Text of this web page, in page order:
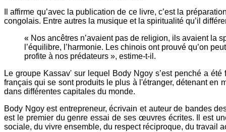
Il affirme qu’avec la publication de ce livre, c’est la
congolais. Entre autres la musique et la spiritualité qu’il
« Nos ancêtres n’avaient pas de religion, ils avaient la
l’équilibre, l’harmonie. Les chinois ont prouvé qu’on
profite à nos prédateurs », estime-t-il.
Le groupe Kassav' sur lequel Body Ngoy s’est penché a
français qui se sont produits le plus à l'étranger, détenant en
dans différentes capitales du monde.
Body Ngoy est entrepreneur, écrivain et auteur de bandes
est le premier du genre essai de ses œuvres écrites. Il est
sociale, du vivre ensemble, du respect réciproque, du travail